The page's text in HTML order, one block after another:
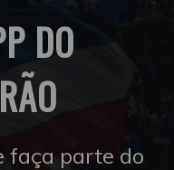
DO
faça parte do